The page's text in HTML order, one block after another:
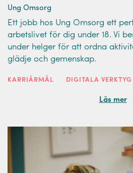
Ung Omsorg
Ett jobb hos Ung Omsorg ett
arbetslivet för dig under 18. Vi
under helger för att ordna
glädje och gemenskap.
KARRIÄRMÅL DIGITALA VERKTYG
Läs mer